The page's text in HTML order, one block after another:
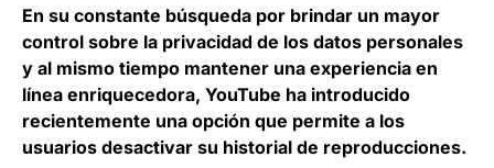
En su constante búsqueda por brindar un mayor
control sobre la privacidad de los datos personales
y al mismo tiempo mantener una experiencia en
línea enriquecedora, YouTube ha introducido
recientemente una opción que permite a los
usuarios desactivar su historial de reproducciones.